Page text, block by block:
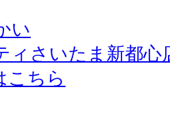
い
ィさいたま新都心
こちら